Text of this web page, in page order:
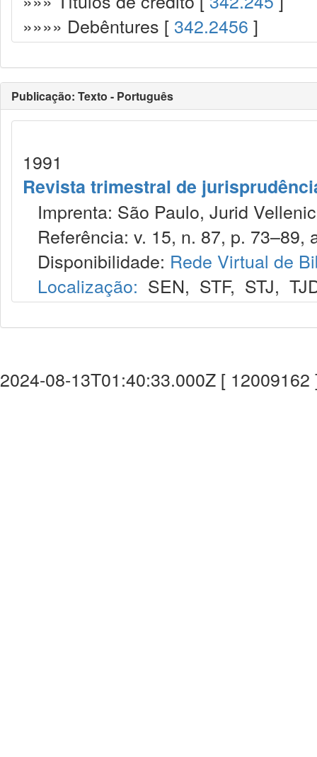
»»»» Debêntures [ 342.2456 ]
Publicação: Texto - Português
1991
Revista trimestral de
Imprenta: São Paulo, Jurid
Referência: v. 15, n. 87, p. 73–89,
Disponibilidade: Rede Virtual de
Localização: SEN, STF, STJ,
2024-08-13T01:40:33.000Z [ 12009162